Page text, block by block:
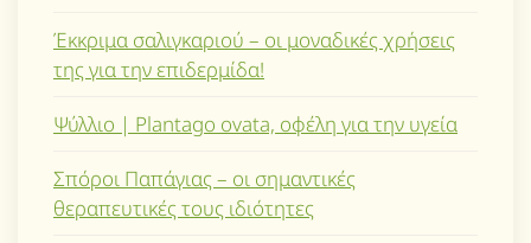
Έκκριμα σαλιγκαριού – οι μοναδικές χρήσεις
της για την επιδερμίδα!
Ψύλλιο | Plantago ovata, οφέλη για την υγεία
Σπόροι Παπάγιας – οι σημαντικές
θεραπευτικές τους ιδιότητες